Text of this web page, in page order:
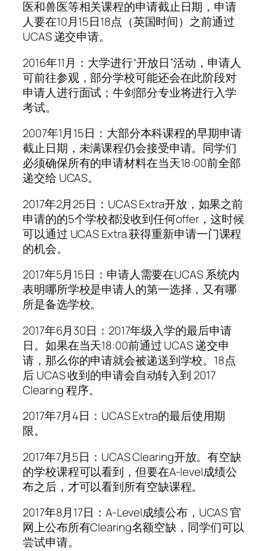
医和兽医等相关课程的申请截止日期，申请
人要在10月15日18点（英国时间）之前通过
UCAS 递交申请。
2016年11月：大学进行“开放日”活动，申请人
可前往参观，部分学校可能还会在此阶段对
申请人进行面试；牛剑部分专业将进行入学
考试。
2007年1月15日：大部分本科课程的早期申请
截止日期，未满课程仍会接受申请。同学们
必须确保所有的申请材料在当天18:00前全部
递交给 UCAS。
2017年2月25日：UCAS Extra开放，如果之前
申请的的5个学校都没收到任何offer，这时候
可以通过 UCAS Extra 获得重新申请一门课程
的机会。
2017年5月15日：申请人需要在UCAS 系统内
表明哪所学校是申请人的第一选择，又有哪
所是备选学校。
2017年6月30日：2017年级入学的最后申请
日。如果在当天18:00前通过 UCAS 递交申
请，那么你的申请就会被递送到学校。18点
后 UCAS 收到的申请会自动转入到 2017
Clearing 程序。
2017年7月4日：UCAS Extra的最后使用期
限。
2017年7月5日：UCAS Clearing开放。有空缺
的学校课程可以看到，但要在A-level成绩公
布之后，才可以看到所有空缺课程。
2017年8月17日：A-Level成绩公布，UCAS 官
网上公布所有Clearing名额空缺，同学们可以
尝试申请。